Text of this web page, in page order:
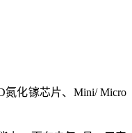
氮化镓芯片、Mini/ Micro